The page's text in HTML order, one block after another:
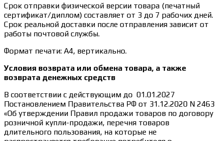
Срок отправки физической версии товара (печатный
сертификат/диплом) составляет от 3 до 7 рабочих дней.
Срок реальной доставки после отправления зависит от
работы почтовой службы.
Формат печати: А4, вертикально.
Условия возврата или обмена товара, а также
возврата денежных средств
В соответствии с действующим до 01.01.2027
Постановлением Правительства РФ от 31.12.2020 N 2463
«Об утверждении Правил продажи товаров по договору
розничной купли-продажи, перечня товаров
длительного пользования, на которые не